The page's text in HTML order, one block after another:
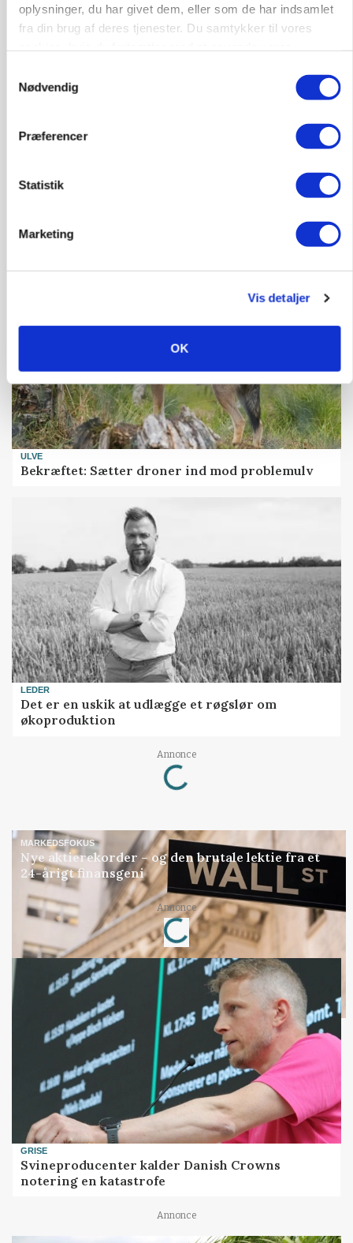
oplysninger, du har givet dem, eller som de har indsamlet
fra din brug af deres tjenester. Du samtykker til vores
Nødvendig
Præferencer
Statistik
Marketing
Vis detaljer
OK
Uændret notering: Spæde lyspunkter i fortsat
presset marked for oksekød
ULVE
Bekræftet: Sætter droner ind mod problemulv
LEDER
Det er en uskik at udlægge et røgslør om
økoproduktion
Annonce
Loading...
MARKEDSFOKUS
Nye aktierekorder – og den brutale lektie fra et
24-årigt finansgeni
Annonce
Loading...
GRISE
Svineproducenter kalder Danish Crowns
notering en katastrofe
Annonce